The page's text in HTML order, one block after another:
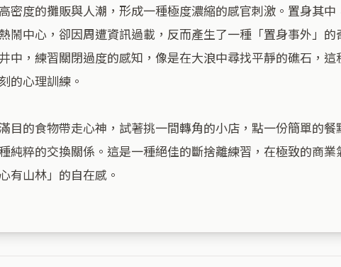
密度的攤販與人潮，形成一種極度濃縮的感官刺激。置身其
鬧中心，卻因周遭資訊過載，反而產生了一種「置身事外」
中，練習關閉過度的感知，像是在大浪中尋找平靜的礁石，
的心理訓練。
目的食物帶走心神，試著挑一間轉角的小店，點一份簡單的
純粹的交換關係。這是一種絕佳的斷捨離練習，在極致的商
有山林」的自在感。